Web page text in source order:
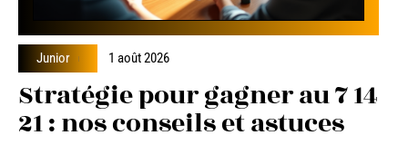
Junior 1 août 2026
Stratégie pour gagner au 7 14
21 : nos conseils et astuces